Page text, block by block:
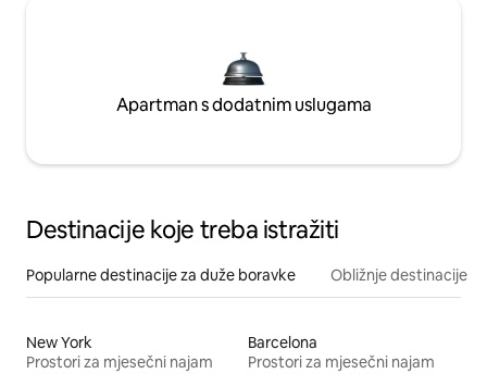
Apartman s dodatnim uslugama
Destinacije koje treba istražiti
Popularne destinacije za duže boravke Obližnje destinacije
New York
Prostori za mjesečni najam
Barcelona
Prostori za mjesečni najam